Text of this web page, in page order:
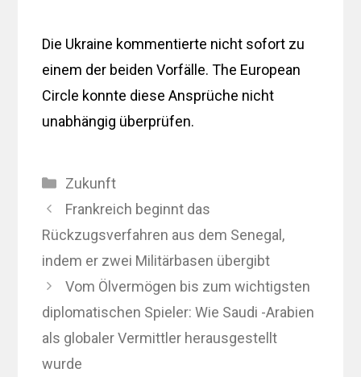
Die Ukraine kommentierte nicht sofort zu
einem der beiden Vorfälle. The European
Circle konnte diese Ansprüche nicht
unabhängig überprüfen.
Kategorien
Zukunft
Frankreich beginnt das
Rückzugsverfahren aus dem Senegal,
indem er zwei Militärbasen übergibt
Vom Ölvermögen bis zum wichtigsten
diplomatischen Spieler: Wie Saudi -Arabien
als globaler Vermittler herausgestellt
wurde